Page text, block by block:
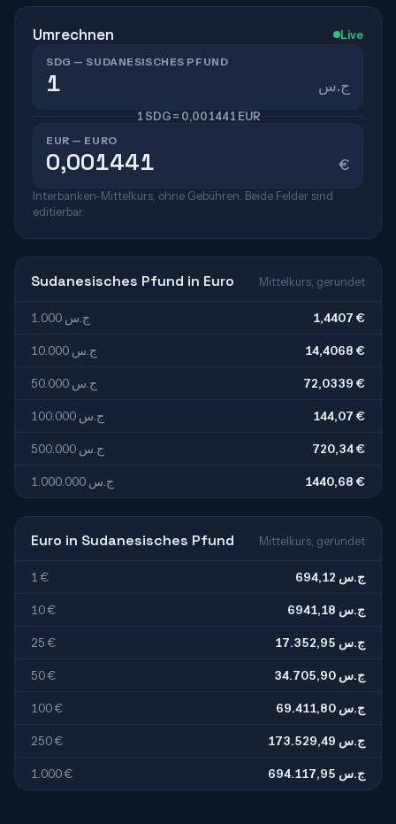
Umrechnen Live
SDG — SUDANESISCHES PFUND
ج.س
1 SDG = 0,001441 EUR
EUR — EURO
€
Interbanken-Mittelkurs, ohne Gebühren. Beide Felder sind
editierbar.
Sudanesisches Pfund in Euro Mittelkurs, gerundet
1.000 ج.س 1,4407 €
10.000 ج.س 14,4068 €
50.000 ج.س 72,0339 €
100.000 ج.س 144,07 €
500.000 ج.س 720,34 €
1.000.000 ج.س 1440,68 €
Euro in Sudanesisches Pfund Mittelkurs, gerundet
1 € 694,12 ج.س
10 € 6941,18 ج.س
25 € 17.352,95 ج.س
50 € 34.705,90 ج.س
100 € 69.411,80 ج.س
250 € 173.529,49 ج.س
1.000 € 694.117,95 ج.س